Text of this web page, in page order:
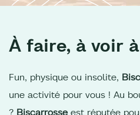
À faire, à voir
Fun, physique ou insolite,
une activité pour vous ! Au
? Biscarrosse est réputée